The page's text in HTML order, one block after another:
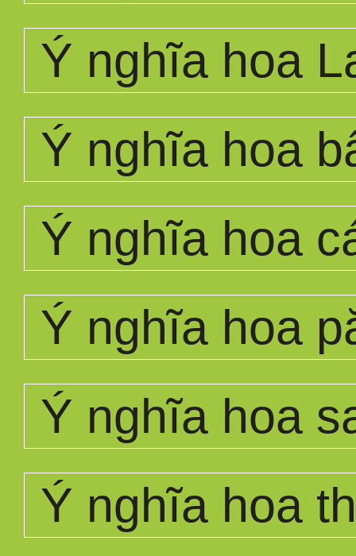
Ý nghĩa hoa
Ý nghĩa hoa
Ý nghĩa hoa
Ý nghĩa hoa
Ý nghĩa hoa
Ý nghĩa hoa